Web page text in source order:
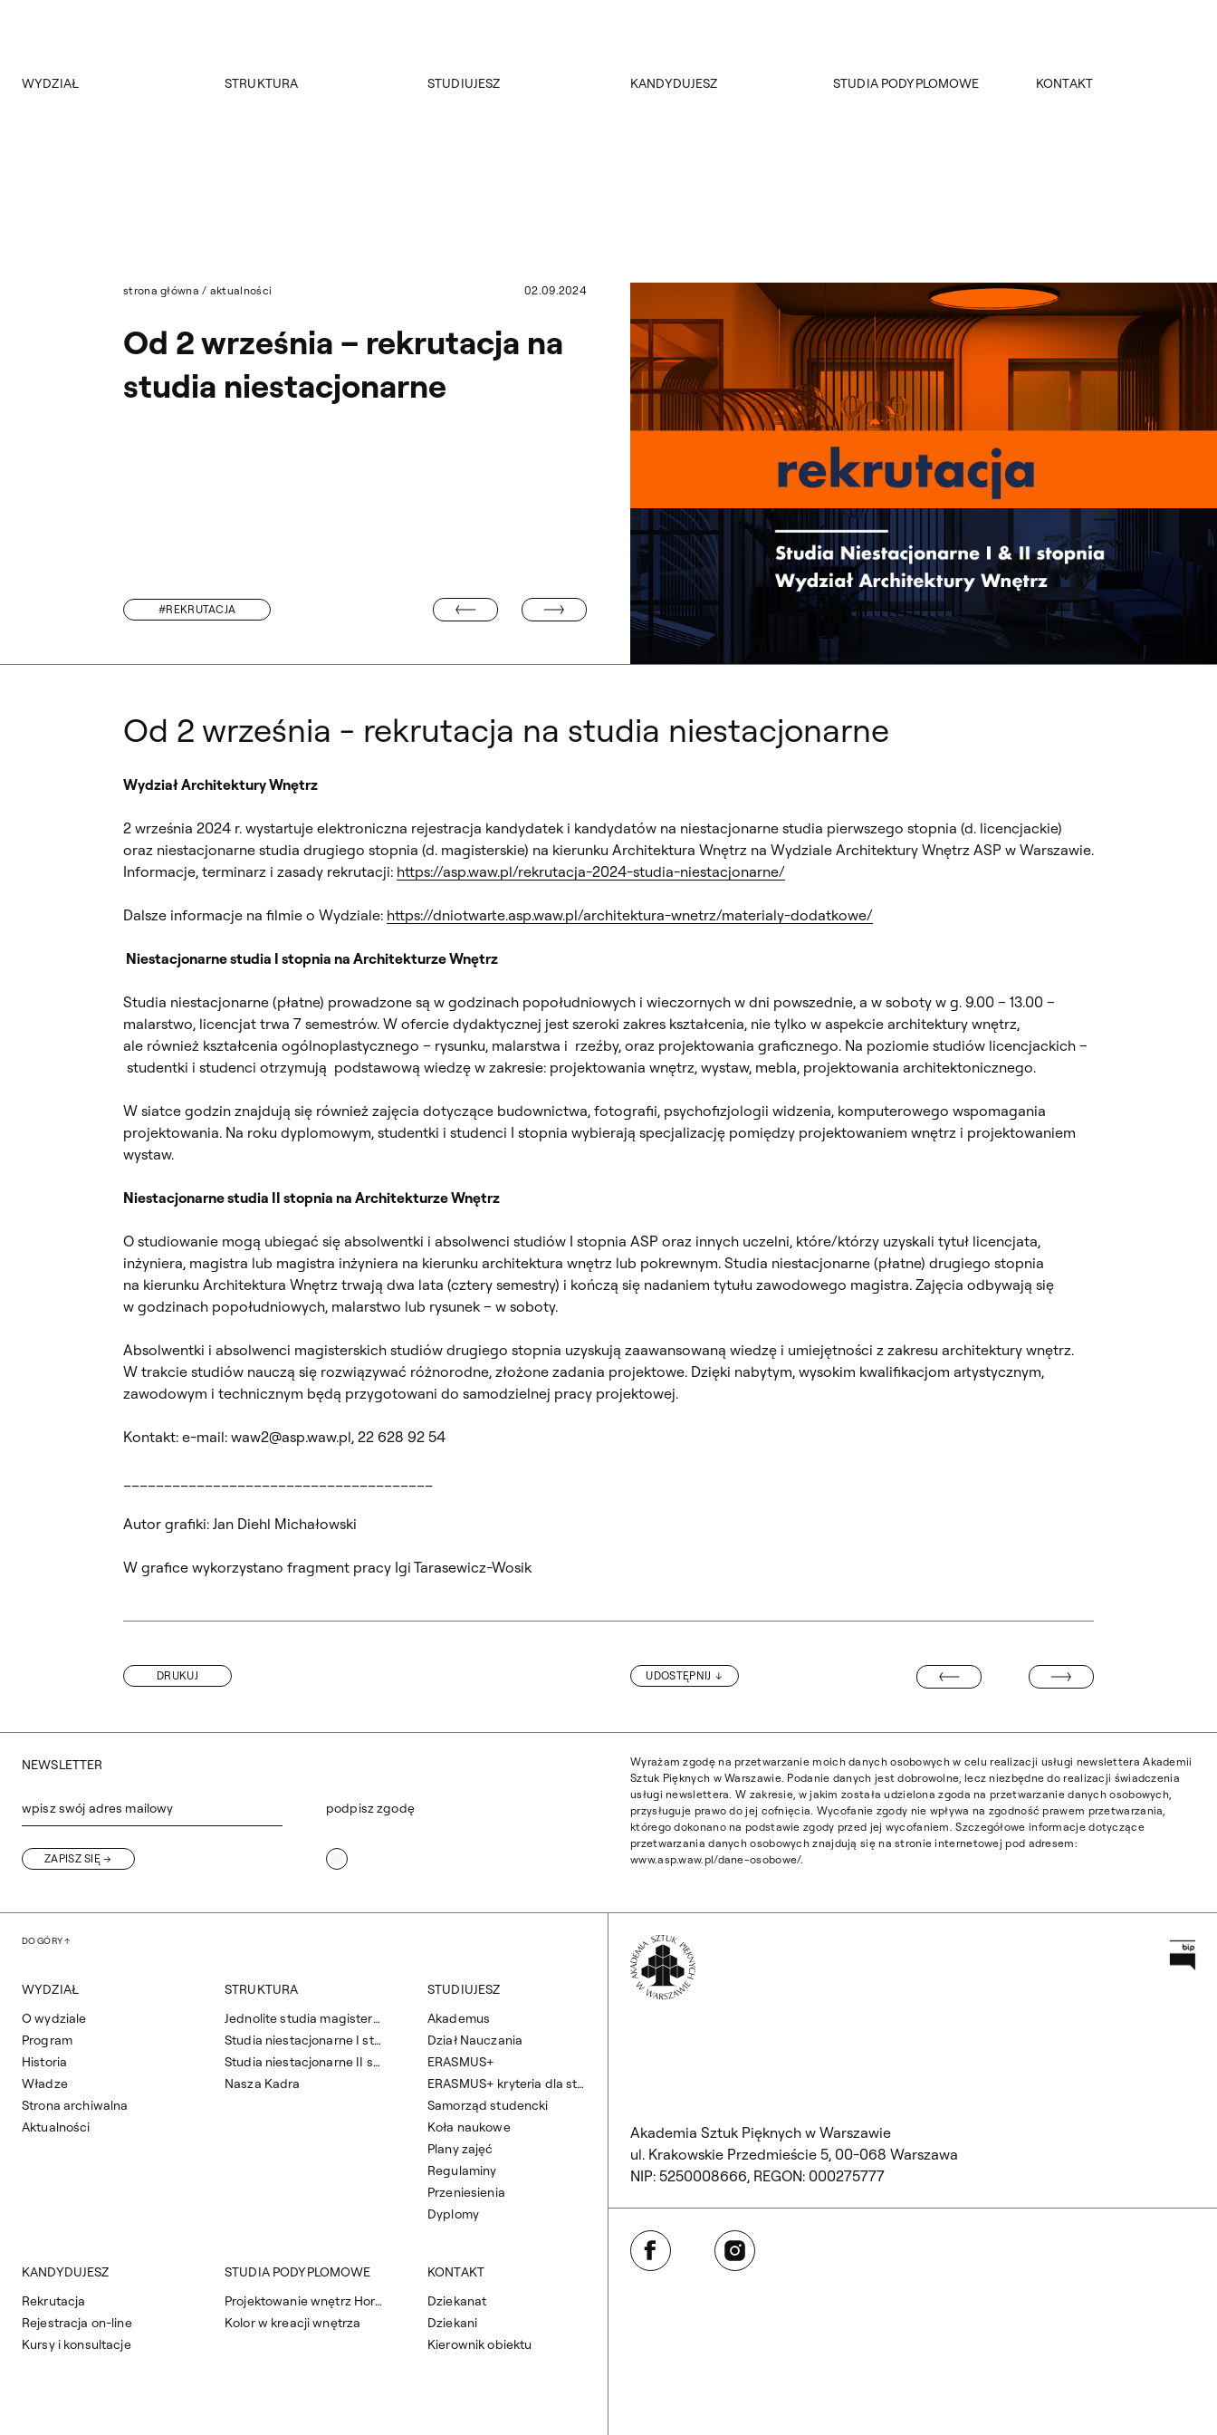
WYDZIAŁ STRUKTURA STUDIUJESZ KANDYDUJESZ STUDIA PODYPLOMOWE KONTAKT
strona główna / aktualności 02.09.2024
Od 2 września – rekrutacja na
studia niestacjonarne
#REKRUTACJA
NA STUDIA PODYPLOMOWE „KOLOR W KREACJI WNĘTRZA” ROK AKADEMICKI 2024/2025
TRWA REKRUTACJA NA STUDIA PODYPLOMOWE „KOLOR W KREACJI WNĘTRZA”
Od 2 września - rekrutacja na studia niestacjonarne
Wydział Architektury Wnętrz
2 września 2024 r. wystartuje elektroniczna rejestracja kandydatek i kandydatów na niestacjonarne studia pierwszego stopnia (d. licencjackie)
oraz niestacjonarne studia drugiego stopnia (d. magisterskie) na kierunku Architektura Wnętrz na Wydziale Architektury Wnętrz ASP w Warszawie.
Informacje, terminarz i zasady rekrutacji: https://asp.waw.pl/rekrutacja-2024-studia-niestacjonarne/
Dalsze informacje na filmie o Wydziale: https://dniotwarte.asp.waw.pl/architektura-wnetrz/materialy-dodatkowe/
Niestacjonarne studia I stopnia na Architekturze Wnętrz
Studia niestacjonarne (płatne) prowadzone są w godzinach popołudniowych i wieczornych w dni powszednie, a w soboty w g. 9.00 – 13.00 –
malarstwo, licencjat trwa 7 semestrów. W ofercie dydaktycznej jest szeroki zakres kształcenia, nie tylko w aspekcie architektury wnętrz,
ale również kształcenia ogólnoplastycznego – rysunku, malarstwa i rzeźby, oraz projektowania graficznego. Na poziomie studiów licencjackich –
studentki i studenci otrzymują podstawową wiedzę w zakresie: projektowania wnętrz, wystaw, mebla, projektowania architektonicznego.
W siatce godzin znajdują się również zajęcia dotyczące budownictwa, fotografii, psychofizjologii widzenia, komputerowego wspomagania
projektowania. Na roku dyplomowym, studentki i studenci I stopnia wybierają specjalizację pomiędzy projektowaniem wnętrz i projektowaniem
wystaw.
Niestacjonarne studia II stopnia na Architekturze Wnętrz
O studiowanie mogą ubiegać się absolwentki i absolwenci studiów I stopnia ASP oraz innych uczelni, które/którzy uzyskali tytuł licencjata,
inżyniera, magistra lub magistra inżyniera na kierunku architektura wnętrz lub pokrewnym. Studia niestacjonarne (płatne) drugiego stopnia
na kierunku Architektura Wnętrz trwają dwa lata (cztery semestry) i kończą się nadaniem tytułu zawodowego magistra. Zajęcia odbywają się
w godzinach popołudniowych, malarstwo lub rysunek – w soboty.
Absolwentki i absolwenci magisterskich studiów drugiego stopnia uzyskują zaawansowaną wiedzę i umiejętności z zakresu architektury wnętrz.
W trakcie studiów nauczą się rozwiązywać różnorodne, złożone zadania projektowe. Dzięki nabytym, wysokim kwalifikacjom artystycznym,
zawodowym i technicznym będą przygotowani do samodzielnej pracy projektowej.
Kontakt: e-mail: waw2@asp.waw.pl, 22 628 92 54
Autor grafiki: Jan Diehl Michałowski
W grafice wykorzystano fragment pracy Igi Tarasewicz-Wosik
DRUKUJ UDOSTĘPNIJ
TRWA REKRUTACJA NA STUDIA PODYPLOMOWE „KOLOR W KREACJI WNĘTRZA” ROK AKADEMICKI 2024/2025
TRWA REKRUTACJA NA STUDIA
NEWSLETTER
wpisz swój adres mailowy podpisz zgodę
ZAPISZ SIĘ
Wyrażam zgodę na przetwarzanie moich danych osobowych w celu realizacji usługi newslettera Akademii
Sztuk Pięknych w Warszawie. Podanie danych jest dobrowolne, lecz niezbędne do realizacji świadczenia
usługi newslettera. W zakresie, w jakim została udzielona zgoda na przetwarzanie danych osobowych,
przysługuje prawo do jej cofnięcia. Wycofanie zgody nie wpływa na zgodność prawem przetwarzania,
którego dokonano na podstawie zgody przed jej wycofaniem. Szczegółowe informacje dotyczące
przetwarzania danych osobowych znajdują się na stronie internetowej pod adresem:
www.asp.waw.pl/dane-osobowe/.
DO GÓRY
WYDZIAŁ
O wydziale
Program
Historia
Władze
Strona archiwalna
Aktualności
STRUKTURA
Jednolite studia magisterskie
Studia niestacjonarne I stopnia
Studia niestacjonarne II stopnia
Nasza Kadra
STUDIUJESZ
Akademus
Dział Nauczania
ERASMUS+
ERASMUS+ kryteria dla studentów Wydziału Architektury Wnętrz
Samorząd studencki
Koła naukowe
Plany zajęć
Regulaminy
Przeniesienia
Dyplomy
KANDYDUJESZ
Rekrutacja
Rejestracja on-line
Kursy i konsultacje
STUDIA PODYPLOMOWE
Projektowanie wnętrz Horeca
Kolor w kreacji wnętrza
KONTAKT
Dziekanat
Dziekani
Kierownik obiektu
Akademia Sztuk Pięknych w Warszawie
ul. Krakowskie Przedmieście 5, 00-068 Warszawa
NIP: 5250008666, REGON: 000275777
Facebook Instagram